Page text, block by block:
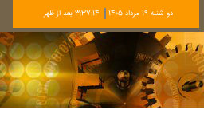
دو شنبه 19 مرداد 1405 3:37:14 بعد از ظهر